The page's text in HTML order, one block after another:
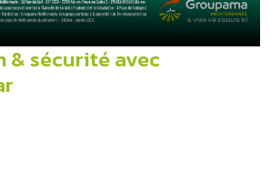
& sécurité avec